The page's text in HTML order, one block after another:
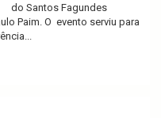
do Santos Fagundes
Paim. O evento serviu para